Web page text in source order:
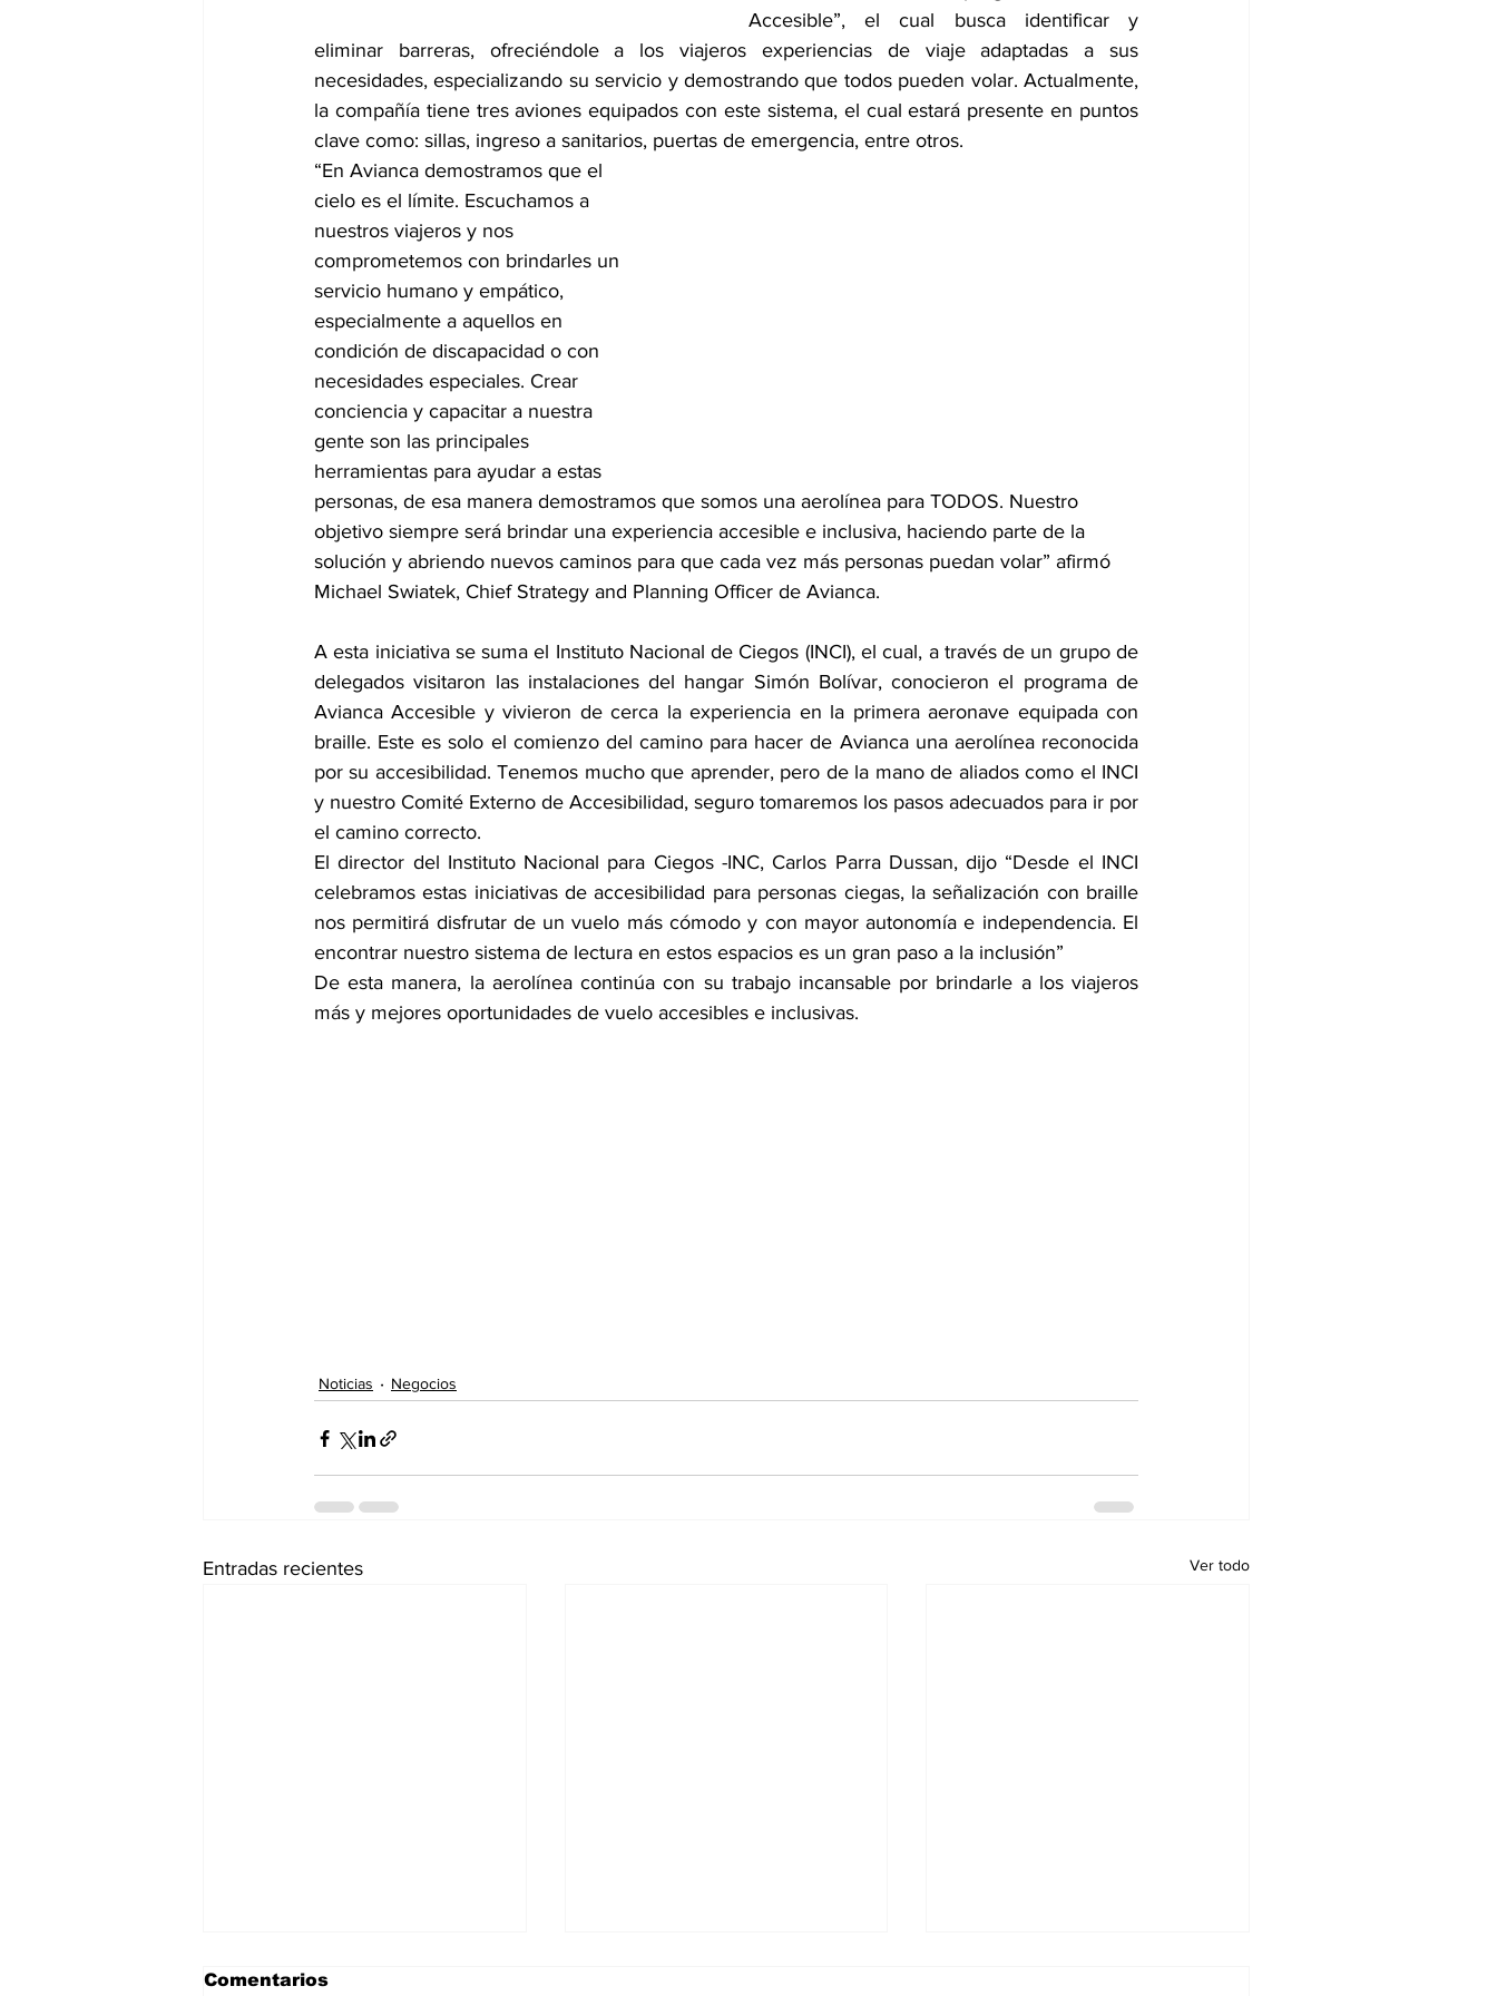
Accesible”, el cual busca identificar y
eliminar barreras, ofreciéndole a los viajeros experiencias de viaje adaptadas a sus
necesidades, especializando su servicio y demostrando que todos pueden volar. Actualmente,
la compañía tiene tres aviones equipados con este sistema, el cual estará presente en puntos
clave como: sillas, ingreso a sanitarios, puertas de emergencia, entre otros.
“En Avianca demostramos que el
cielo es el límite. Escuchamos a
nuestros viajeros y nos
comprometemos con brindarles un
servicio humano y empático,
especialmente a aquellos en
condición de discapacidad o con
necesidades especiales. Crear
conciencia y capacitar a nuestra
gente son las principales
herramientas para ayudar a estas
personas, de esa manera demostramos que somos una aerolínea para TODOS. Nuestro
objetivo siempre será brindar una experiencia accesible e inclusiva, haciendo parte de la
solución y abriendo nuevos caminos para que cada vez más personas puedan volar” afirmó
Michael Swiatek, Chief Strategy and Planning Officer de Avianca.
A esta iniciativa se suma el Instituto Nacional de Ciegos (INCI), el cual, a través de un grupo de
delegados visitaron las instalaciones del hangar Simón Bolívar, conocieron el programa de
Avianca Accesible y vivieron de cerca la experiencia en la primera aeronave equipada con
braille. Este es solo el comienzo del camino para hacer de Avianca una aerolínea reconocida
por su accesibilidad. Tenemos mucho que aprender, pero de la mano de aliados como el INCI
y nuestro Comité Externo de Accesibilidad, seguro tomaremos los pasos adecuados para ir por
el camino correcto.
El director del Instituto Nacional para Ciegos -INC, Carlos Parra Dussan, dijo “Desde el INCI
celebramos estas iniciativas de accesibilidad para personas ciegas, la señalización con braille
nos permitirá disfrutar de un vuelo más cómodo y con mayor autonomía e independencia. El
encontrar nuestro sistema de lectura en estos espacios es un gran paso a la inclusión”
De esta manera, la aerolínea continúa con su trabajo incansable por brindarle a los viajeros
más y mejores oportunidades de vuelo accesibles e inclusivas.
Noticias Negocios
Entradas recientes Ver todo
Comentarios